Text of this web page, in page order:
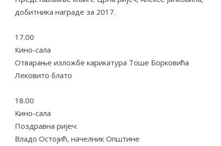
добитника награде за 2017.
17.00
Кино-сала
Отварање изложбе карикатура Тоше Борковића
Лековито блато
18.00
Кино-сала
Поздравна ријеч:
Владо Остојић, начелник Општине